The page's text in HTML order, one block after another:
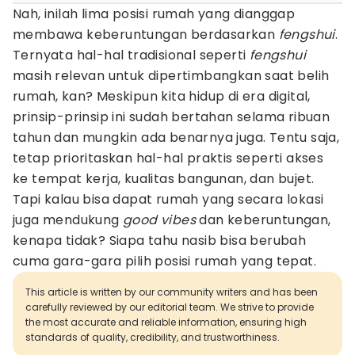
Nah, inilah lima posisi rumah yang dianggap
membawa keberuntungan berdasarkan fengshui.
Ternyata hal-hal tradisional seperti fengshui
masih relevan untuk dipertimbangkan saat belih
rumah, kan? Meskipun kita hidup di era digital,
prinsip-prinsip ini sudah bertahan selama ribuan
tahun dan mungkin ada benarnya juga. Tentu saja,
tetap prioritaskan hal-hal praktis seperti akses
ke tempat kerja, kualitas bangunan, dan bujet.
Tapi kalau bisa dapat rumah yang secara lokasi
juga mendukung good vibesdan keberuntungan,
kenapa tidak? Siapa tahu nasib bisa berubah
cuma gara-gara pilih posisi rumah yang tepat.
This article is written by our community writers and has been
carefully reviewed by our editorial team. We strive to provide
the most accurate and reliable information, ensuring high
standards of quality, credibility, and trustworthiness.